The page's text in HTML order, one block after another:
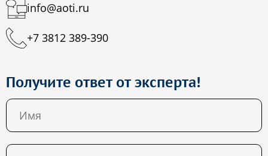
info@aoti.ru
+7 3812 389-390
Получите ответ от эксперта!